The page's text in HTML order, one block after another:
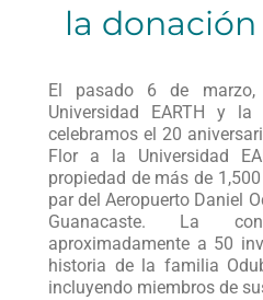
la
El pasado 6 de
Universidad EARTH y
celebramos el 20
Flor a la Universidad
propiedad de más de
par del Aeropuerto Daniel
Guanacaste. La
aproximadamente a 50
historia de la familia
incluyendo miembros de